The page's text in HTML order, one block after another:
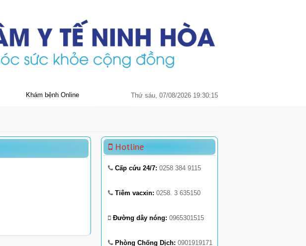
Khám bệnh Online Thứ sáu, 07/08/2026 19:30:15
Hotline
Cấp cứu 24/7: 0258 384 9115
Tiêm vacxin: 0258. 3 635150
Đường dây nóng: 0965301515
Phòng Chống Dịch: 0901919171